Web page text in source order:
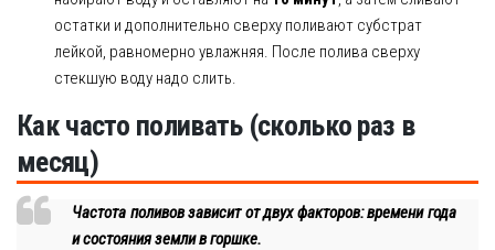
остатки и дополнительно сверху поливают субстрат
лейкой, равномерно увлажняя. После полива сверху
стекшую воду надо слить.
Как часто поливать (сколько раз в
месяц)
Частота поливов зависит от двух факторов: времени года
и состояния земли в горшке.